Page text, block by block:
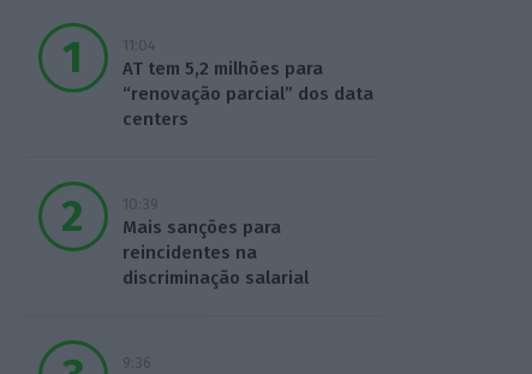
11:04
AT tem 5,2 milhões para
“renovação parcial” dos data
centers
10:39
Mais sanções para
reincidentes na
discriminação salarial
9:36